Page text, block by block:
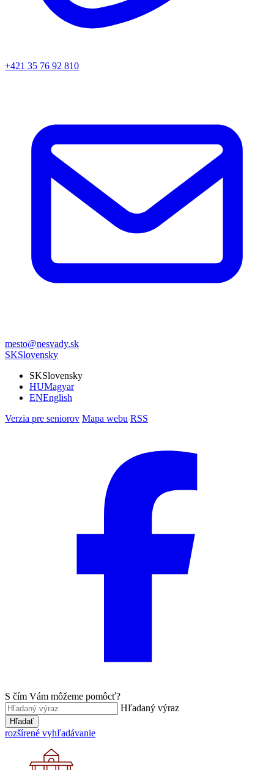
+421 35 76 92 810
mesto@nesvady.sk
SKSlovensky
SKSlovensky
HUMagyar
ENEnglish
Verzia pre seniorov Mapa webu RSS
S čím Vám môžeme pomôcť?
Hľadaný výraz
Hľadať
rozšírené vyhľadávanie